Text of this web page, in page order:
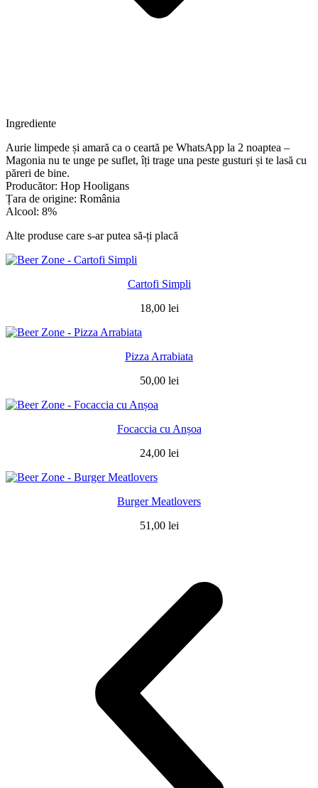
Ingrediente
Aurie limpede și amară ca o ceartă pe WhatsApp la 2 noaptea –
Magonia nu te unge pe suflet, îți trage una peste gusturi și te lasă cu
păreri de bine.
Producător: Hop Hooligans
Țara de origine: România
Alcool: 8%
Alte produse care s-ar putea să-ți placă
Cartofi Simpli
18,00 lei
Pizza Arrabiata
50,00 lei
Focaccia cu Anșoa
24,00 lei
Burger Meatlovers
51,00 lei